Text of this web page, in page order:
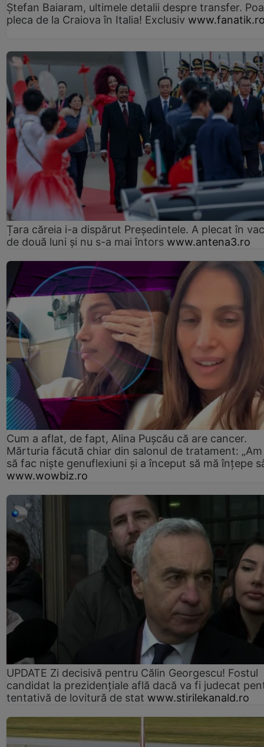
Ștefan Baiaram, ultimele detalii despre transfer.
pleca de la Craiova în Italia! Exclusiv
Țara căreia i-a dispărut Președintele. A plecat în
de două luni și nu s-a mai întors www.antena3.ro
Cum a aflat, de fapt, Alina Pușcău că are cancer.
Mărturia făcută chiar din salonul de tratament:
să fac niște genuflexiuni și a început să mă înțepe
www.wowbiz.ro
UPDATE Zi decisivă pentru Călin Georgescu! Fostul
candidat la prezidențiale află dacă va fi judecat
tentativă de lovitură de stat www.stirilekanald.ro